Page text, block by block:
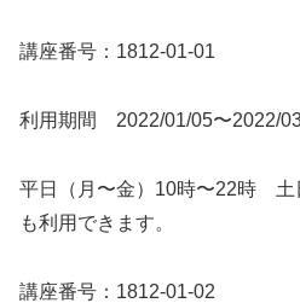
講座番号：1812-01-01
利用期間 2022/01/05〜2022/
平日（月〜金）10時〜22時
も利用できます。
講座番号：1812-01-02